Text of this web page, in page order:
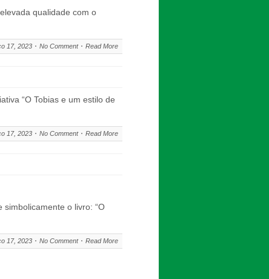
qualidade com o
17, 2023 No Comment Read More
“O Tobias e um estilo de
17, 2023 No Comment Read More
o livro: “O
17, 2023 No Comment Read More